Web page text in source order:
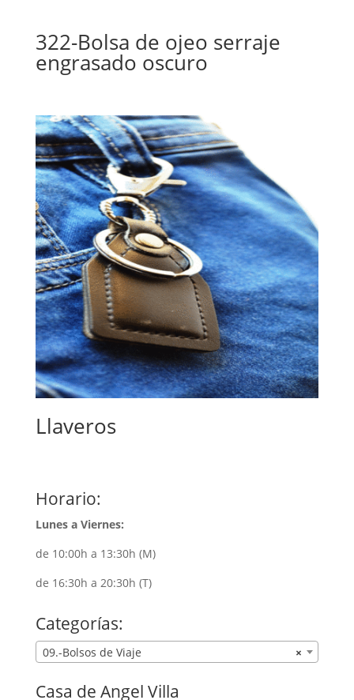
322-Bolsa de ojeo serraje
engrasado oscuro
Llaveros
Horario:
Lunes a Viernes:
de 10:00h a 13:30h (M)
de 16:30h a 20:30h (T)
Categorías:
×
09.-Bolsos de Viaje
Casa de Angel Villa